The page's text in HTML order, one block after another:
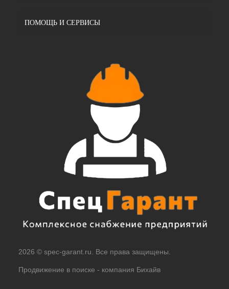
ПОМОЩЬ И СЕРВИСЫ
2026 © spec-garant.ru. Все права защищены.
Продвижение в поиске - компания Бихайв